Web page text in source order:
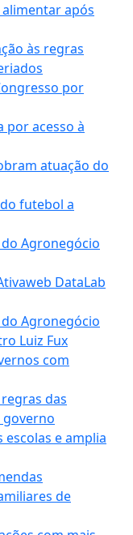
após
às regras
por
por acesso à
atuação do
futebol a
Agronegócio
DataLab
Agronegócio
Luiz Fux
com
das
governo
e amplia
de